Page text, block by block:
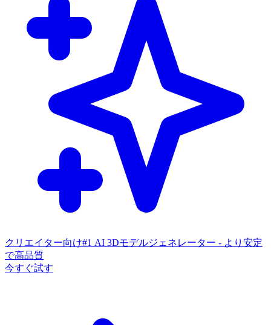
クリエイター向け#1 AI 3Dモデルジェネレーター - より安定
で高品質
今すぐ試す